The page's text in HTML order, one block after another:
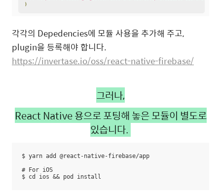
각각의 Depedencies에 모듈 사용을 추가해 주고,
plugin을 등록해야 합니다.
https://invertase.io/oss/react-native-firebase/
그러나,
React Native 용으로 포팅해 놓은 모듈이 별도로
있습니다.
$ yarn add @react-native-firebase/app
# For iOS
$ cd ios && pod install